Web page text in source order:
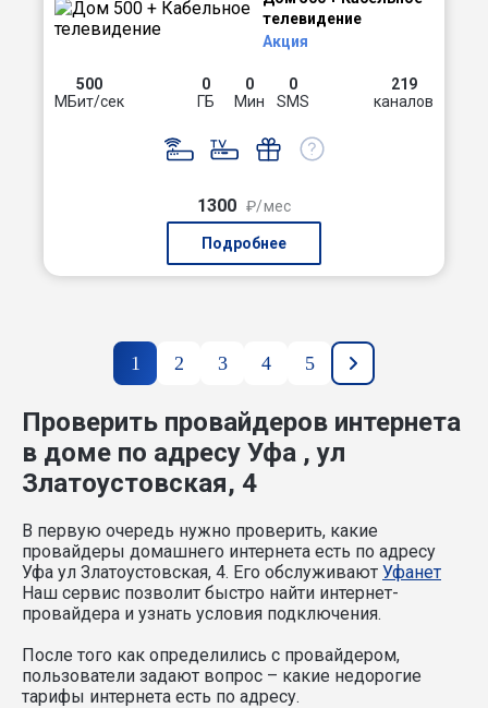
телевидение
Акция
500
МБит/сек
0
ГБ
0
Мин
0
SMS
219
каналов
1300 ₽/мес
Подробнее
1 2 3 4 5
Проверить провайдеров интернета
в доме по адресу Уфа , ул
Златоустовская, 4
В первую очередь нужно проверить, какие
провайдеры домашнего интернета есть по адресу
Уфа ул Златоустовская, 4. Его обслуживают Уфанет
Наш сервис позволит быстро найти интернет-
провайдера и узнать условия подключения.
После того как определились с провайдером,
пользователи задают вопрос – какие недорогие
тарифы интернета есть по адресу.